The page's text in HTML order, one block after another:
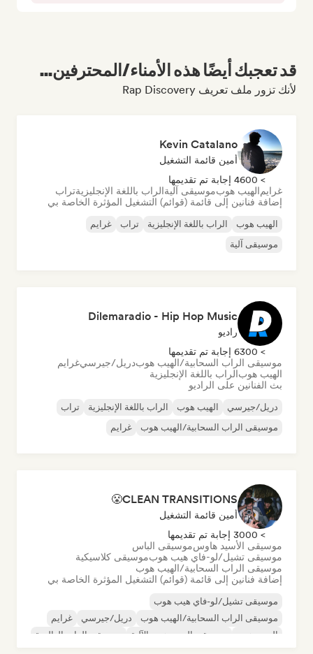
قد تعجبك أيضًا هذه الأمناء/المحترفين...
لأنك تزور ملف تعريف Rap Discovery
Kevin Catalano
أمين قائمة التشغيل
> 4600 إجابة تم تقديمها
غرايمالهيب هوبموسيقى آليةالراب باللغة الإنجليزيةتراب
إضافة فنانين إلى قائمة (قوائم) التشغيل المؤثرة الخاصة بي
الهيب هوب الراب باللغة الإنجليزية تراب
غرايم
موسيقى آلية
Dilemaradio - Hip Hop Music
راديو
> 6300 إجابة تم تقديمها
موسيقى الراب السحابية/الهيب هوبدريل/جيرسيغرايم
الهيب هوبالراب باللغة الإنجليزية
بث الفنانين على الراديو
دريل/جيرسي الهيب هوب الراب باللغة الإنجليزية
تراب
موسيقى الراب السحابية/الهيب هوب
غرايم
CLEAN TRANSITIONS😤
أمين قائمة التشغيل
> 3000 إجابة تم تقديمها
موسيقى الأسيد هاوسموسيقى الباس
موسيقى تشيل/لو-فاي هيب هوبموسيقى كلاسيكية
موسيقى الراب السحابية/الهيب هوب
إضافة فنانين إلى قائمة (قوائم) التشغيل المؤثرة الخاصة بي
موسيقى تشيل/لو-فاي هيب هوب
موسيقى الراب السحابية/الهيب هوب
دريل/جيرسي
غرايم
الهيب هوب
موسيقى الهيب هوب الآلية
موسيقى الراب العالمية